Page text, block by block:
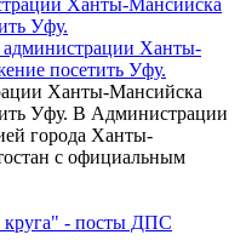
администрации Ханты-
посетить Уфу.
Ханты-Мансийска
Уфу. В Администрации
города Ханты-
с официальным